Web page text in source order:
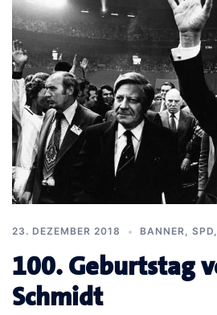
23. DEZEMBER 2018 BANNER SPD
100. Geburtstag
Schmidt